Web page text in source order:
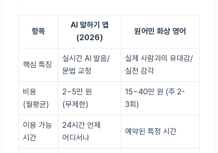
항목
AI 말하기 앱
(2026)
원어민 화상 영어
핵심 특징
실시간 AI 발음/
문법 교정
실제 사람과의 유대감/
실전 감각
비용
(월평균)
2~5만 원
(무제한)
15~40만 원 (주 2-
3회)
이용 가능
시간
24시간 언제
어디서나
예약된 특정 시간